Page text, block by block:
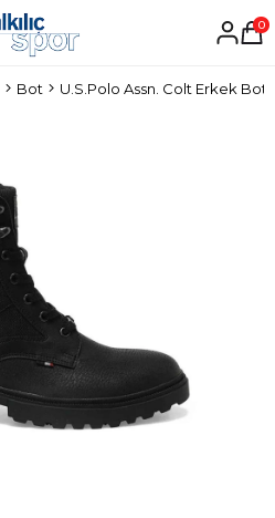
0
Bot U.S.Polo Assn. Colt Erkek Bot